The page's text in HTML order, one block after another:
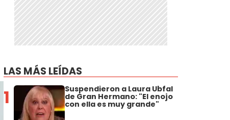
LAS MÁS LEÍDAS
1 Suspendieron a Laura Ubfal
de Gran Hermano: "El enojo
con ella es muy grande"